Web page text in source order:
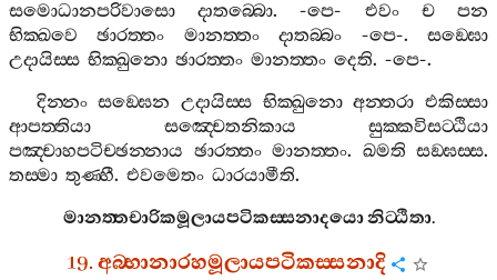
සමොධානපරිවාසො
දාතබ‍්බො. -පෙ- එවං ච
පන
භික‍්ඛවෙ
ඡාරත‍්තං මානත‍්තං දාතබ‍්බං -පෙ-.සඞ‍්ඝො
උදායිස‍්ස භික‍්ඛුනො ඡාරත‍්තං මානත‍්තං දෙති. -පෙ-.
දින‍්නං සඞ‍්ඝෙන උදායිස‍්ස භික‍්ඛුනො අන‍්තරා එකිස‍්සා
ආපත‍්තියා
සඤ‍්චෙතනිකාය
සුක‍්කවිසට‍්ඨියා
පඤ‍්චාහපටිච‍්ඡන‍්නාය ඡාරත‍්තං මානත‍්තං. ඛමති සඞ‍්ඝස‍්ස.
තස‍්මා තුණ‍්හී. එවමෙතං ධාරයාමීති.
මානත‍්තචාරිකමූලායපටිකස‍්සනාදයොනිට‍්ඨිතා.
19.අබ‍්භානාරහමූලායපටිකස‍්සනාදි